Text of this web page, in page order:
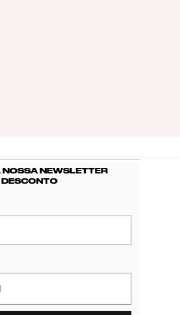
NOSSA NEWSLETTER